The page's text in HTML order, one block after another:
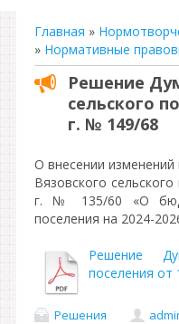
Главная »
» Нормативные
Решение
сельского
г. № 149/68
О внесении
Вязовского
г. № 135/60 «О
поселения на 2024-
Решение
поселения от
Решения